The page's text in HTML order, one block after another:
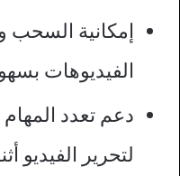
إمكانية السحب
الفيديوهات
لتحرير الفيديو